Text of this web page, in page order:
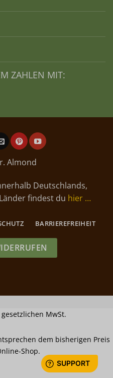
ZAHLEN MIT:
Almond
Deutschlands,
findest du hier …
BARRIEREFREIHEIT
MwSt.
dem bisherigen Preis
Shop.